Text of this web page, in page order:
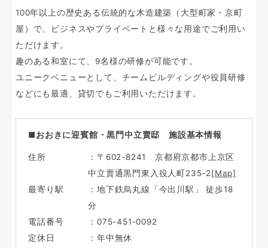
100年以上の歴史ある伝統的な木造建築（大型町家・京町
屋）で、ビジネスやプライベートと様々な用途でご利用い
ただけます。
趣のある和室にて、9名様の研修が可能です。
ユニークベニューとして、チームビルディングや役員研修
などにも最適、貸切でもご利用いただけます。
■おおきに迎賓館・黒門中立賣邸 施設基本情報
住所
：〒602-8241 京都府京都市上京区
中立賣通黒門東入役人町235-2[Map]
最寄り駅
：地下鉄烏丸線「今出川駅」 徒歩18
分
電話番号
：075-451-0092
定休日
：年中無休